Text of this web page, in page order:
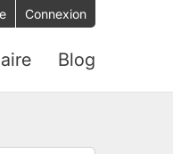
Connexion
Blog